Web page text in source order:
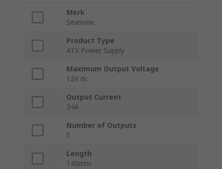
Merk
Seasonic
Product Type
ATX Power Supply
Maximum Output Voltage
12V dc
Output Current
34A
Number of Outputs
5
Length
140mm